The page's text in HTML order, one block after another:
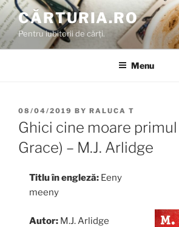
Skip
to
content
CĂRTURIA.RO
Pentru iubitorii de cărți.
Menu
POSTED
ON
08/04/2019 BY RALUCA T
Ghici cine moare primul
Grace) – M.J. Arlidge
Titlu în engleză: Eeny
meeny
Autor: M.J. Arlidge